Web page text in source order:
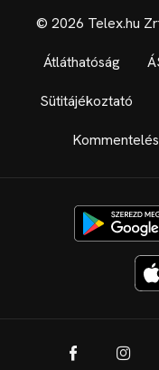
© 2026 Telex.hu
Átláthatóság
Sütitájékoztató